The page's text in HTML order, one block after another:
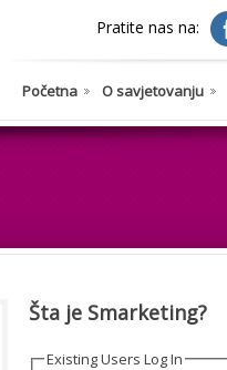
Pratite nas na:
Početna O savjetovanju
Šta je Smarketing?
Existing Users Log In